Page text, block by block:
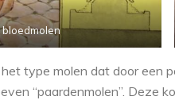
type molen dat door een
“paardenmolen”. Deze